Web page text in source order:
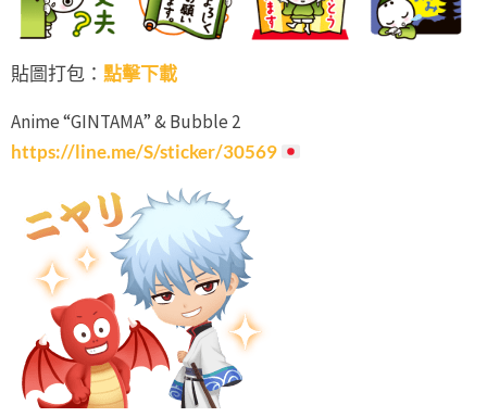
貼圖打包： 點擊下載
Anime “GINTAMA” & Bubble 2
https://line.me/S/sticker/30569